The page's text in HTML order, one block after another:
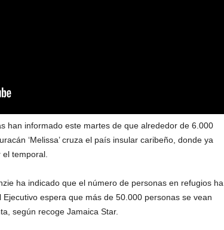
han informado este martes de que alrededor de 6.000
‘Melissa’ cruza el país insular caribeño, donde ya
el temporal.
ha indicado que el número de personas en refugios ha
espera que más de 50.000 personas se vean
según recoge Jamaica Star.